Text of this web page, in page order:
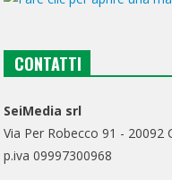
CONTATTI
SeiMedia srl
Via Per Robecco 91 -
p.iva 09997300968